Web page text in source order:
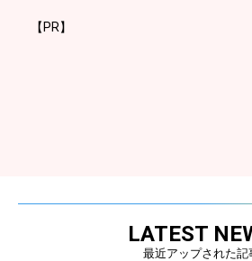
【PR】
LATEST
最近アップされた記